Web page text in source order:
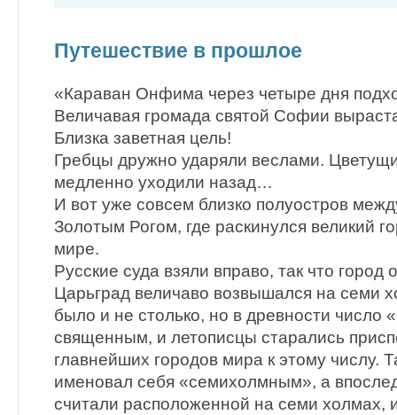
Путешествие в прошлое
«Караван Онфима через четыре дня
Величавая громада святой Софии
Близка заветная цель!
Гребцы дружно ударяли веслами.
медленно уходили назад…
И вот уже совсем близко полуостров
Золотым Рогом, где раскинулся великий
мире.
Русские суда взяли вправо, так что город
Царьград величаво возвышался на семи
было и не столько, но в древности число
священным, и летописцы старались
главнейших городов мира к этому числу.
именовал себя «семихолмным», а
считали расположенной на семи холмах,